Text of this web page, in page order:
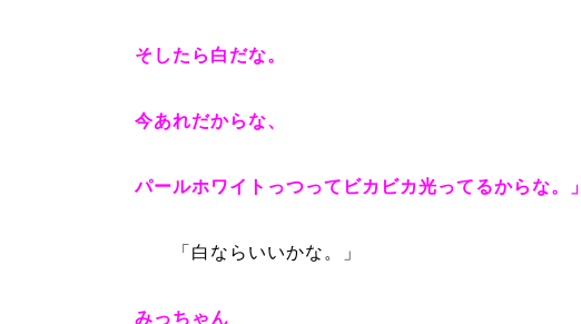
そしたら白だな。
今あれだからな、
パールホワイトっつってビカビカ光ってるからな。」
「白ならいいかな。」
みっちゃん